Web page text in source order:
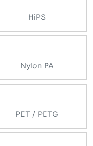
HiPS
Nylon PA
PET / PETG